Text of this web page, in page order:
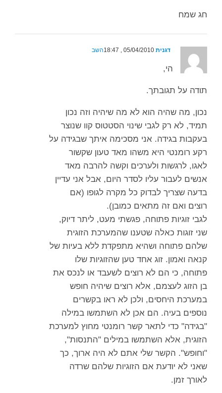
חג שמח
דגנית השב
הי,
תודה על תגובתך.
נכון, מה שהיה הוא לא מה שיהיה וזה נכון
תמיד, לא רק לגבי שינוי הסטטוס קוו שנוצר
בעקבות בגידה. אני מסכימה איתך שבגידה על
רקע רומנטי היא משהו מאד טעון שקשור
לאגו, לרגשות ולערכים וקשה להרבה מאד
אנשים לעבור עליו לסדר היום, אבל אני עדיין
בדעה שצריך לבדוק כל מקרה לגופו (אם
רוצים ואם זה מתאים כמובן).
לגבי זוגיות פתוחה, פגשתי מעט, ליתר דיוק,
שני זוגות כאלה שטענו שהמערכת הזוגית
שלהם פתוחה ושהיא מתפקדת ללא בעיות של
קנאה ואמון. זוג אחד טען שהזוגיות שלו
פתוחה, כי הם לא רוצים לשעבד או לנכס את
בן הזוג לעצמם, אלא רוצים שיהיה חופש
במערכת היחסים, ולכן לא ראו בקשרים
נוספים בעיה. הם אכן לא השתמשו במילה
"בגידה" כדי לתאר קשר רומנטי מחוץ למערכת
הזוגית, אלא השתמשו במילים "התנסות",
"וחופש". הקשר שלי אתם לא היה ארוך, כך
שאני לא יודעת אם הזוגיות שלהם שרדה
לאורך זמן.